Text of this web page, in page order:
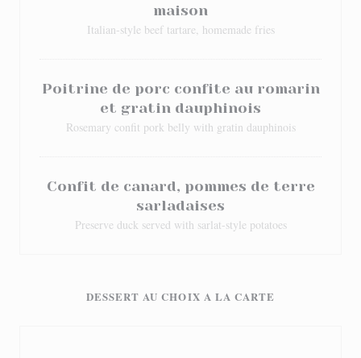
maison
Italian-style beef tartare, homemade fries
Poitrine de porc confite au romarin
et gratin dauphinois
Rosemary confit pork belly with gratin dauphinois
Confit de canard, pommes de terre
sarladaises
Preserve duck served with sarlat-style potatoes
DESSERT AU CHOIX A LA CARTE